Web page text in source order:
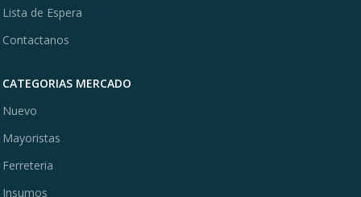
Lista de Espera
Contactanos
CATEGORIAS MERCADO
Nuevo
Mayoristas
Ferreteria
Insumos